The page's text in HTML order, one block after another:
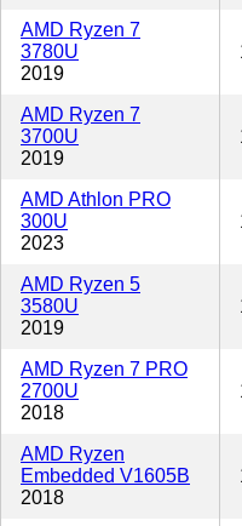
AMD Ryzen 7
3780U
2019
AMD Ryzen 7
3700U
2019
AMD Athlon PRO
300U
2023
AMD Ryzen 5
3580U
2019
AMD Ryzen 7 PRO
2700U
2018
AMD Ryzen
Embedded V1605B
2018